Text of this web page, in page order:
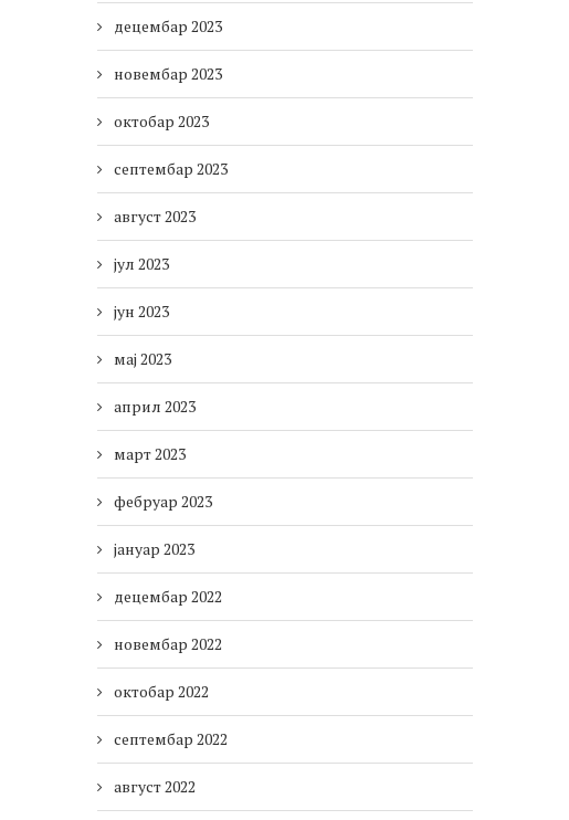
децембар 2023
новембар 2023
октобар 2023
септембар 2023
август 2023
јул 2023
јун 2023
мај 2023
април 2023
март 2023
фебруар 2023
јануар 2023
децембар 2022
новембар 2022
октобар 2022
септембар 2022
август 2022